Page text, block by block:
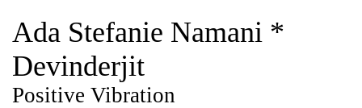
Ada Stefanie Namani *
Devinderjit
Positive Vibration